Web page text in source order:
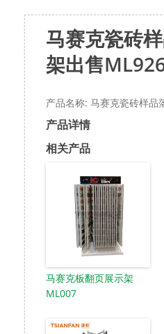
马赛克瓷砖
架出售
产品名称: 马赛克瓷砖样品
产品详情
相关产品
马赛克板翻页展示架
ML007